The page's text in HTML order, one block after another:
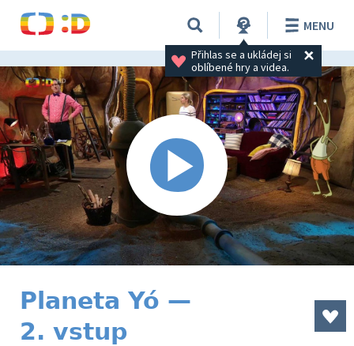
Přihlas se a ukládej si
oblíbené hry a videa.
MENU
Planeta Yó —
2. vstup